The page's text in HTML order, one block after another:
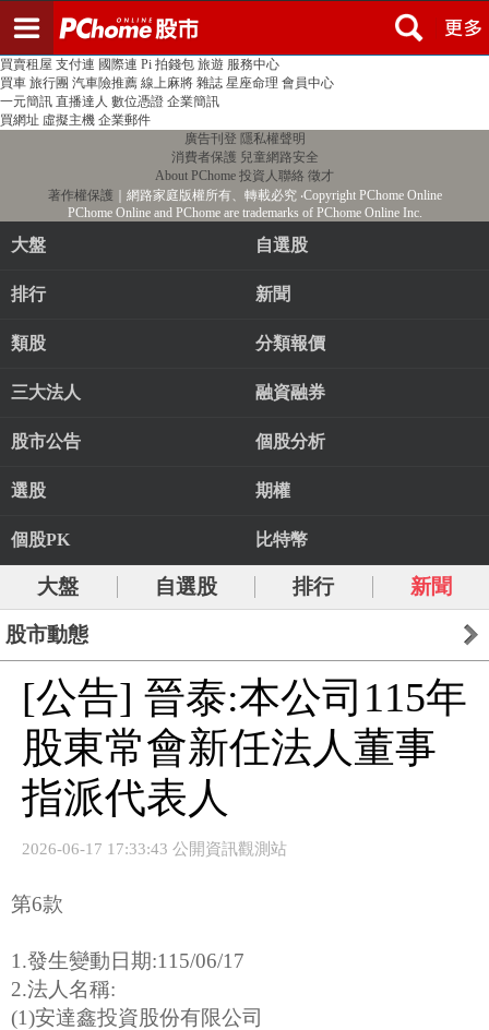
PChome首頁 線上購物 24h購物 書店
買賣租屋 支付連 國際連 Pi 拍錢包 旅遊 服務中心
買車 旅行團 汽車險推薦 線上麻將 雜誌 星座命理 會員中心
一元簡訊 直播達人 數位憑證 企業簡訊
買網址 虛擬主機 企業郵件
廣告刊登 隱私權聲明
消費者保護 兒童網路安全
About PChome 投資人聯絡 徵才
著作權保護 ｜網路家庭版權所有、轉載必究‧Copyright PChome Online
PChome Online and PChome are trademarks of PChome Online Inc.
大盤 自選股
排行 新聞
類股 分類報價
三大法人 融資融券
股市公告 個股分析
選股 期權
個股PK 比特幣
大盤 自選股 排行 新聞
股市動態
[公告] 晉泰:本公司115年
股東常會新任法人董事
指派代表人
2026-06-17 17:33:43 公開資訊觀測站
第6款
1.發生變動日期:115/06/17
2.法人名稱:
(1)安達鑫投資股份有限公司